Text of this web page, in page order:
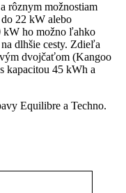
rôznym možnostiam
22 kW alebo
kW ho možno ľahko
dlhšie cesty. Zdieľa
dvojčaťom (Kangoo
kapacitou 45 kWh a
Equilibre a Techno.